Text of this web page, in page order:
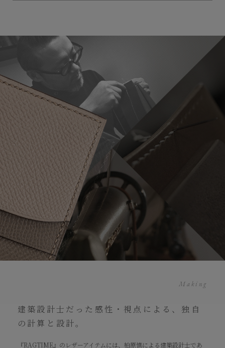
Making
建築設計士だった感性・視点による、独自
の計算と設計。
『RAGTIME』のレザーアイテムには、柏原慎による建築設計士であ